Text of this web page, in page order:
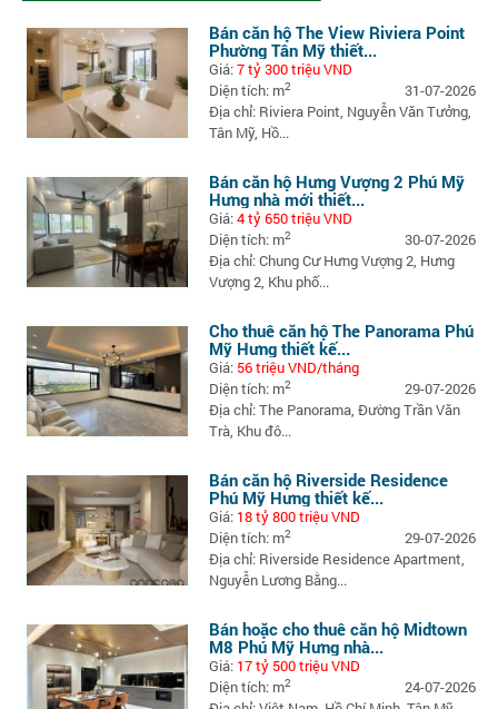
Bán căn hộ The View Riviera Point
Phường Tân Mỹ thiết...
Giá:7 tỷ 300 triệu VND
Diện tích: m2
31-07-2026
Địa chỉ: Riviera Point, Nguyễn Văn Tưởng,
Tân Mỹ, Hồ...
Bán căn hộ Hưng Vượng 2 Phú Mỹ
Hưng nhà mới thiết...
Giá:4 tỷ 650 triệu VND
Diện tích: m2
30-07-2026
Địa chỉ: Chung Cư Hưng Vượng 2, Hưng
Vượng 2, Khu phố...
Cho thuê căn hộ The Panorama Phú
Mỹ Hưng thiết kế...
Giá: 56 triệu VND/tháng
Diện tích: m2
29-07-2026
Địa chỉ: The Panorama, Đường Trần Văn
Trà, Khu đô...
Bán căn hộ Riverside Residence
Phú Mỹ Hưng thiết kế...
Giá: 18 tỷ 800 triệu VND
Diện tích: m2
29-07-2026
Địa chỉ: Riverside Residence Apartment,
Nguyễn Lương Bằng...
Bán hoặc cho thuê căn hộ Midtown
M8 Phú Mỹ Hưng nhà...
Giá: 17 tỷ 500 triệu VND
Diện tích: m2
24-07-2026